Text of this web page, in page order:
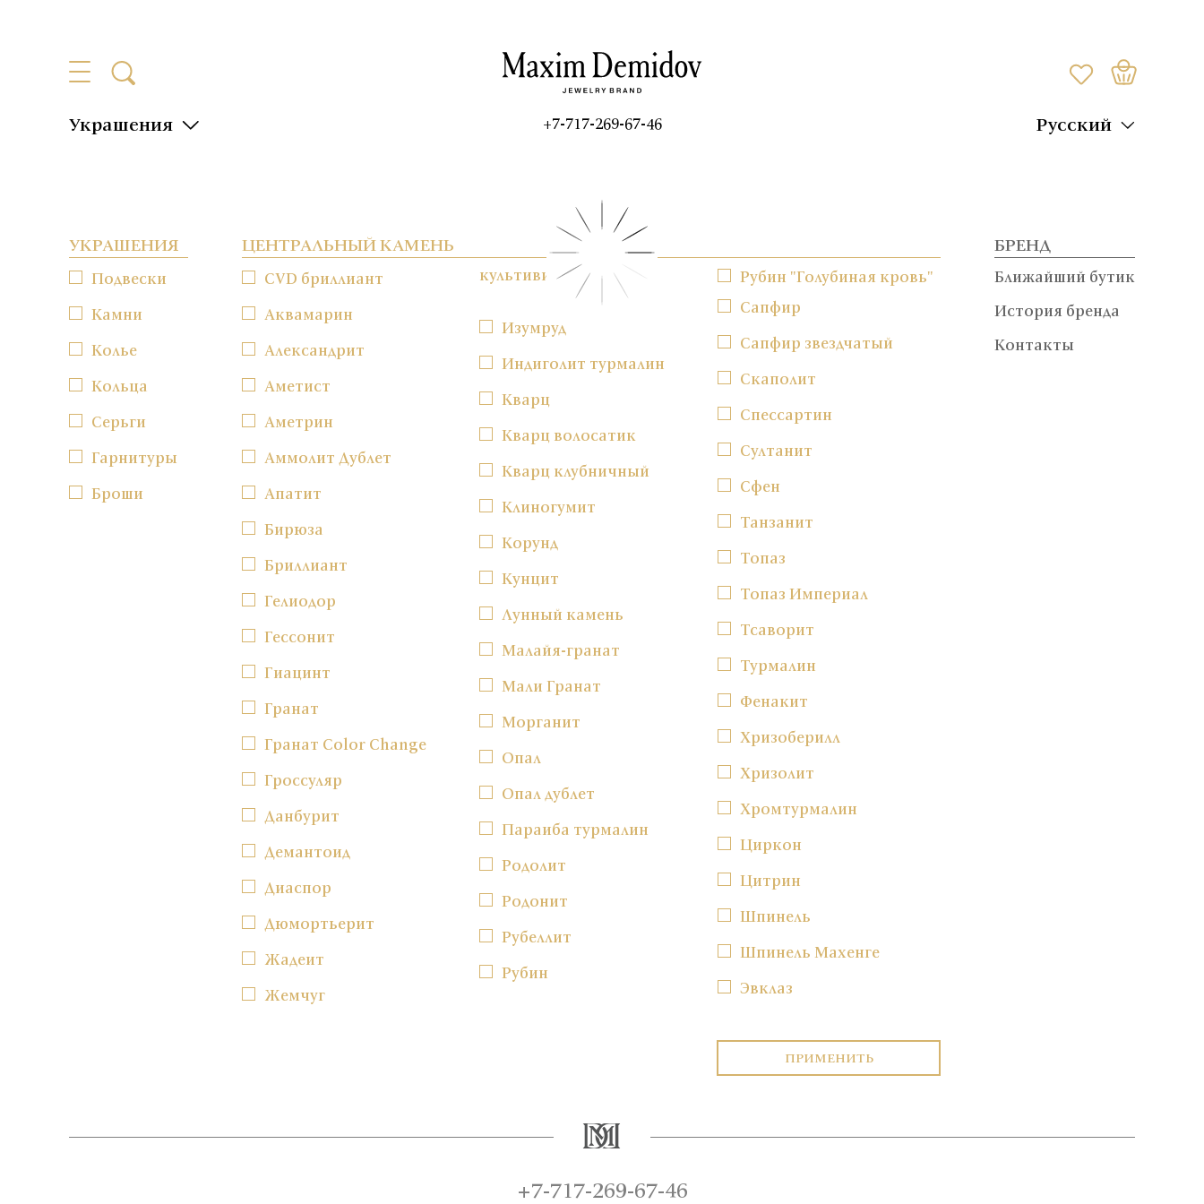
Украшения +7-717-269-67-46 Русский
УКРАШЕНИЯ
Подвески
Камни
Колье
Кольца
Серьги
Гарнитуры
Броши
ЦЕНТРАЛЬНЫЙ КАМЕНЬ
CVD бриллиант
Аквамарин
Александрит
Аметист
Аметрин
Аммолит Дублет
Апатит
Бирюза
Бриллиант
Гелиодор
Гессонит
Гиацинт
Гранат
Гранат Color Change
Гроссуляр
Данбурит
Демантоид
Диаспор
Дюмортьерит
Жадеит
Жемчуг
культивированный
Изумруд
Индиголит турмалин
Кварц
Кварц волосатик
Кварц клубничный
Клиногумит
Корунд
Кунцит
Лунный камень
Малайя-гранат
Мали Гранат
Морганит
Опал
Опал дублет
Параиба турмалин
Родолит
Родонит
Рубеллит
Рубин
Рубин "Голубиная кровь"
Сапфир
Сапфир звездчатый
Скаполит
Спессартин
Султанит
Сфен
Танзанит
Топаз
Топаз Империал
Тсаворит
Турмалин
Фенакит
Хризоберилл
Хризолит
Хромтурмалин
Циркон
Цитрин
Шпинель
Шпинель Махенге
Эвклаз
ПРИМЕНИТЬ
БРЕНД
Ближайший бутик
История бренда
Контакты
+7-717-269-67-46